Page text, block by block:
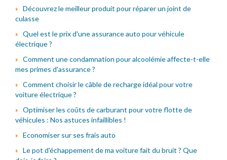
Découvrez le meilleur produit pour réparer un joint de
culasse
Quel est le prix d'une assurance auto pour véhicule
électrique ?
Comment une condamnation pour alcoolémie affecte-t-elle
mes primes d'assurance ?
Comment choisir le câble de recharge idéal pour votre
voiture électrique ?
Optimiser les coûts de carburant pour votre flotte de
véhicules : Nos astuces infaillibles !
Economiser sur ses frais auto
Le pot d'échappement de ma voiture fait du bruit ? Que